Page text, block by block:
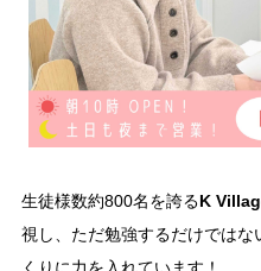
生徒様数約800名を誇る K
視し、ただ勉強するだけでは